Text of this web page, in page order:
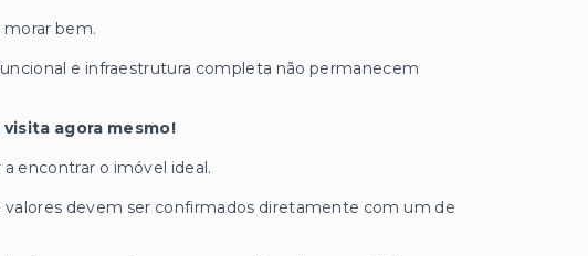
bem.
e infraestrutura completa não permanecem
agora mesmo!
encontrar o imóvel ideal.
devem ser confirmados diretamente com um de